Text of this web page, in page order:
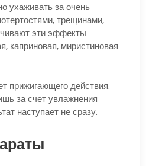
ухаживать за очень
трещинами,
эти эффекты
каприновая, миристиновая
прижигающего действия.
за счет увлажнения
наступает не сразу.